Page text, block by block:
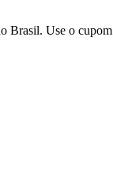
Brasil. Use o cupom